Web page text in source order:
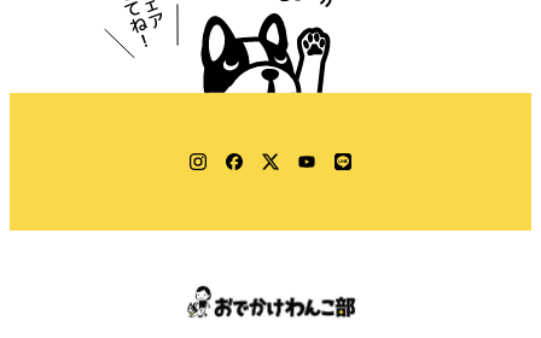
Instagram
Facebook
TwitterYouTube
LINE